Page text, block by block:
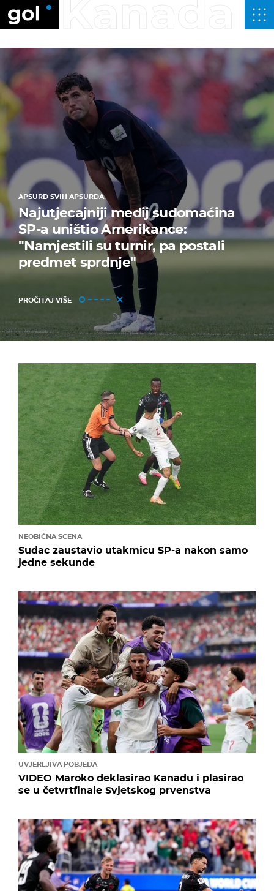
APSURD SVIH APSURDA
Najutjecajniji medij sudomaćina
SP-a uništio Amerikance:
"Namjestili su turnir, pa postali
predmet sprdnje"
PROČITAJ VIŠE
NEOBIČNA SCENA
Sudac zaustavio utakmicu SP-a nakon samo
jedne sekunde
UVJERLJIVA POBJEDA
VIDEO Maroko deklasirao Kanadu i plasirao
se u četvrtfinale Svjetskog prvenstva